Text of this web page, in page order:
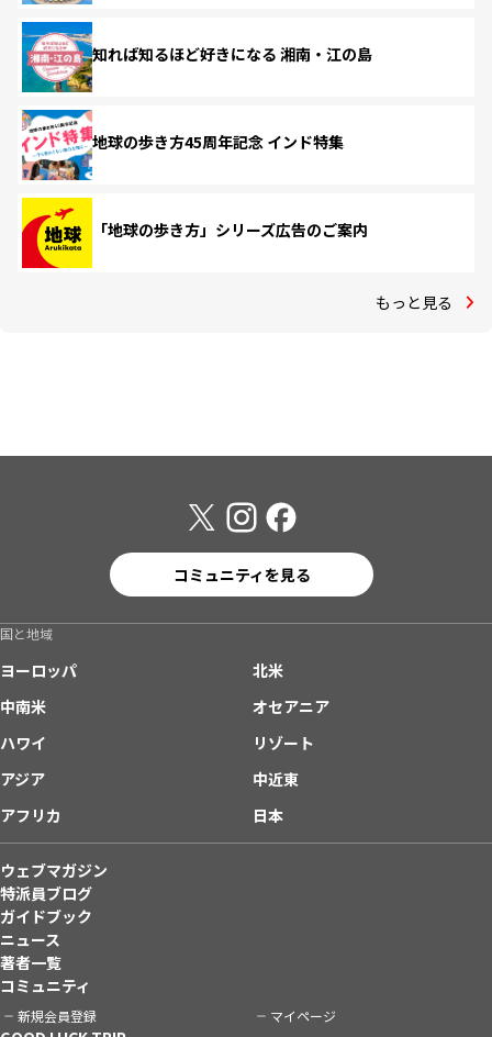
知れば知るほど好きになる 湘南・江の島
地球の歩き方45周年記念 インド特集
「地球の歩き方」シリーズ広告のご案内
もっと見る
コミュニティを見る
国と地域
ヨーロッパ
北米
中南米
オセアニア
ハワイ
リゾート
アジア
中近東
アフリカ
日本
ウェブマガジン
特派員ブログ
ガイドブック
ニュース
著者一覧
コミュニティ
新規会員登録 マイページ